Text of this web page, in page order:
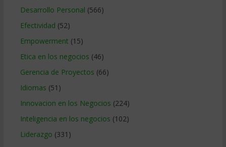
Desarrollo Personal (566)
Efectividad (52)
Empowerment (15)
Etica en los negocios (46)
Gerencia de Proyectos (66)
Idiomas (51)
Innovacion en los Negocios (224)
Inteligencia en los negocios (102)
Liderazgo (331)